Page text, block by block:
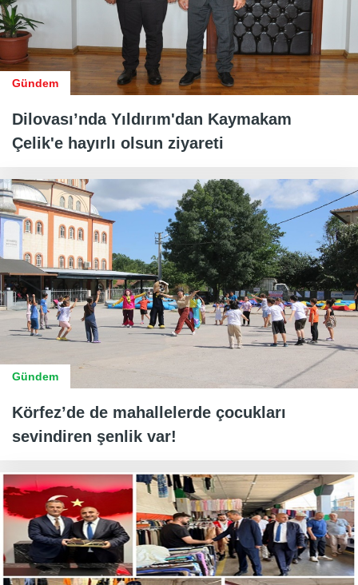
Gündem
Dilovası’nda Yıldırım'dan Kaymakam
Çelik'e hayırlı olsun ziyareti
Gündem
Körfez’de de mahallelerde çocukları
sevindiren şenlik var!